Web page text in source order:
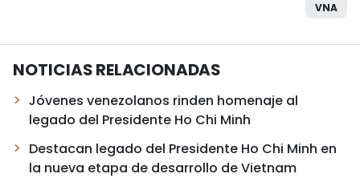
VNA
NOTICIAS RELACIONADAS
Jóvenes venezolanos rinden homenaje al
legado del Presidente Ho Chi Minh
Destacan legado del Presidente Ho Chi Minh en
la nueva etapa de desarrollo de Vietnam